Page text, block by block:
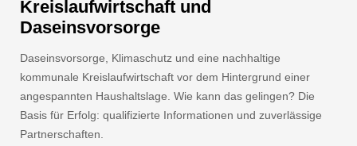
Kreislaufwirtschaft und
Daseinsvorsorge
Daseinsvorsorge, Klimaschutz und eine nachhaltige
kommunale Kreislaufwirtschaft vor dem Hintergrund einer
angespannten Haushaltslage. Wie kann das gelingen? Die
Basis für Erfolg: qualifizierte Informationen und zuverlässige
Partnerschaften.